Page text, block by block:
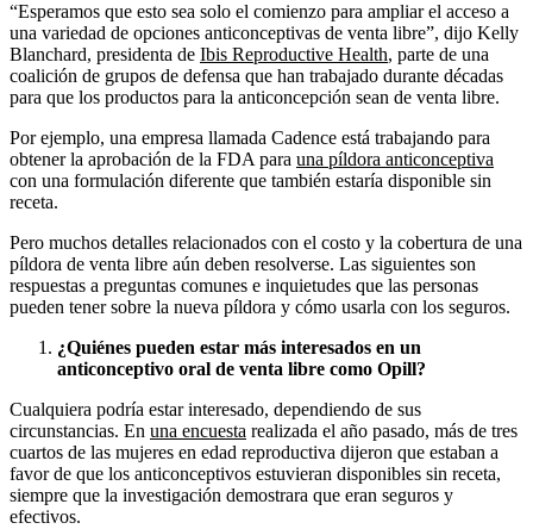
“Esperamos que esto sea solo el comienzo para ampliar el acceso a
una variedad de opciones anticonceptivas de venta libre”, dijo Kelly
Blanchard, presidenta de Ibis Reproductive Health, parte de una
coalición de grupos de defensa que han trabajado durante décadas
para que los productos para la anticoncepción sean de venta libre.
Por ejemplo, una empresa llamada Cadence está trabajando para
obtener la aprobación de la FDA para una píldora anticonceptiva
con una formulación diferente que también estaría disponible sin
receta.
Pero muchos detalles relacionados con el costo y la cobertura de una
píldora de venta libre aún deben resolverse. Las siguientes son
respuestas a preguntas comunes e inquietudes que las personas
pueden tener sobre la nueva píldora y cómo usarla con los seguros.
¿Quiénes pueden estar más interesados en un
anticonceptivo oral de venta libre como Opill?
Cualquiera podría estar interesado, dependiendo de sus
circunstancias. En una encuesta realizada el año pasado, más de tres
cuartos de las mujeres en edad reproductiva dijeron que estaban a
favor de que los anticonceptivos estuvieran disponibles sin receta,
siempre que la investigación demostrara que eran seguros y
efectivos.